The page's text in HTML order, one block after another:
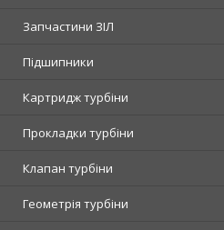
Запчастини ЗІЛ
Підшипники
Картридж турбіни
Прокладки турбіни
Клапан турбіни
Геометрія турбіни